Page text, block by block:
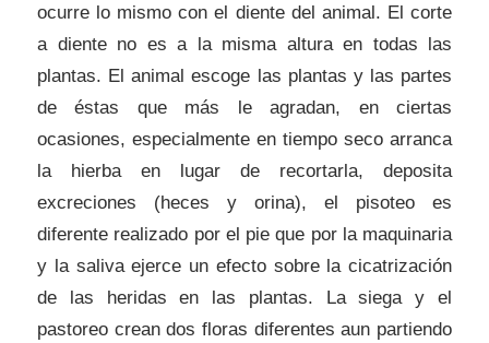
ocurre lo mismo con el diente del animal. El corte
a diente no es a la misma altura en todas las
plantas. El animal escoge las plantas y las partes
de éstas que más le agradan, en ciertas
ocasiones, especialmente en tiempo seco arranca
la hierba en lugar de recortarla, deposita
excreciones (heces y orina), el pisoteo es
diferente realizado por el pie que por la maquinaria
y la saliva ejerce un efecto sobre la cicatrización
de las heridas en las plantas. La siega y el
pastoreo crean dos floras diferentes aun partiendo